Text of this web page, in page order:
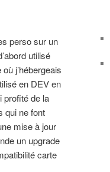
perso sur un
utilisé
j’hébergeais
en DEV en
profité de la
qui ne font
mise à jour
un upgrade
carte